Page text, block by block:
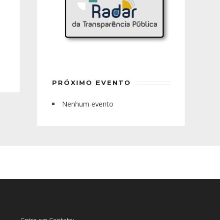
PRÓXIMO EVENTO
Nenhum evento